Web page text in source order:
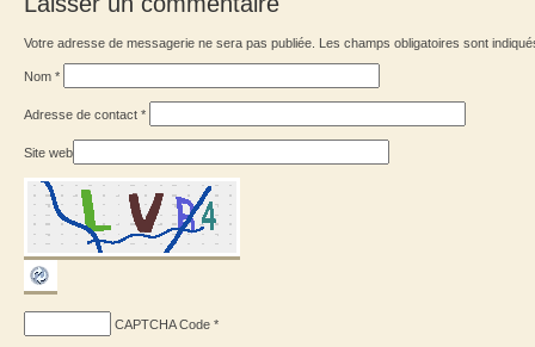
Votre adresse de messagerie ne sera pas publiée. Les champs obligatoires sont
Nom *
Adresse de contact *
Site web
CAPTCHA Code *